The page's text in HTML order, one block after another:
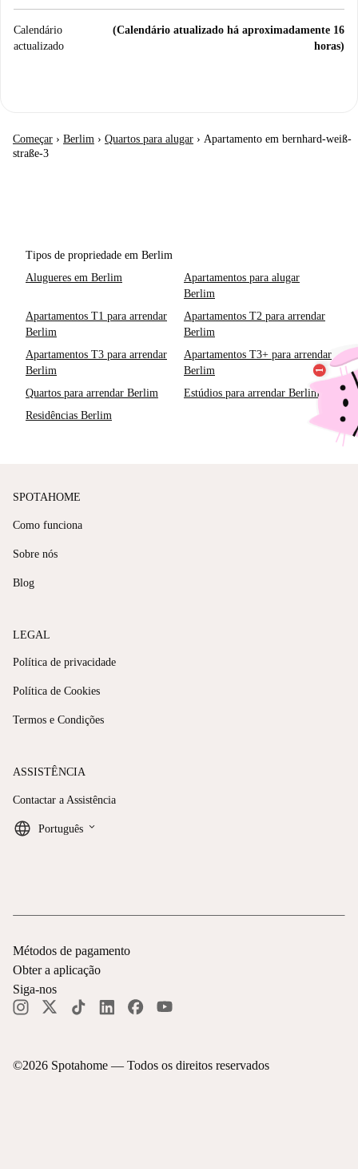
Calendário
actualizado
(Calendário atualizado há aproximadamente 16
horas)
Começar › Berlim › Quartos para alugar › Apartamento em bernhard-weiß-
straße-3
Tipos de propriedade em Berlim
Alugueres em Berlim
Apartamentos para alugar
Berlim
Apartamentos T1 para arrendar
Berlim
Apartamentos T2 para arrendar
Berlim
Apartamentos T3 para arrendar
Berlim
Apartamentos T3+ para arrendar
Berlim
Quartos para arrendar Berlim
Estúdios para arrendar Berlim
Residências Berlim
SPOTAHOME
Como funciona
Sobre nós
Blog
LEGAL
Política de privacidade
Política de Cookies
Termos e Condições
ASSISTÊNCIA
Contactar a Assistência
Português keyboard_arrow_down
©2026 Spotahome — Todos os direitos reservados
Métodos de pagamento
Obter a aplicação
Siga-nos